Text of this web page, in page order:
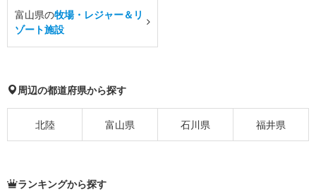
富山県の牧場・レジャー＆リ
ゾート施設
周辺の都道府県から探す
北陸 富山県 石川県 福井県
ランキングから探す